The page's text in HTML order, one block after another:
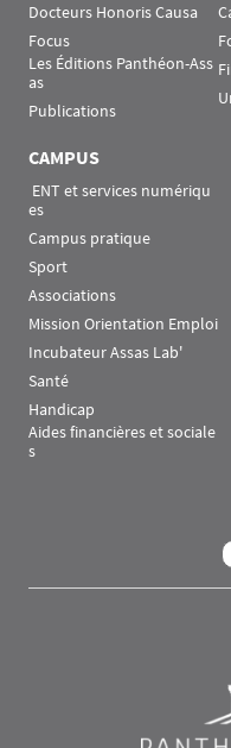
Docteurs Honoris Causa
Focus
Les Éditions Panthéon-Ass
as
Publications
CAMPUS
es
Campus pratique
Sport
Associations
Mission Orientation Emploi
Incubateur Assas Lab'
Santé
Handicap
Aides financières et sociale
s